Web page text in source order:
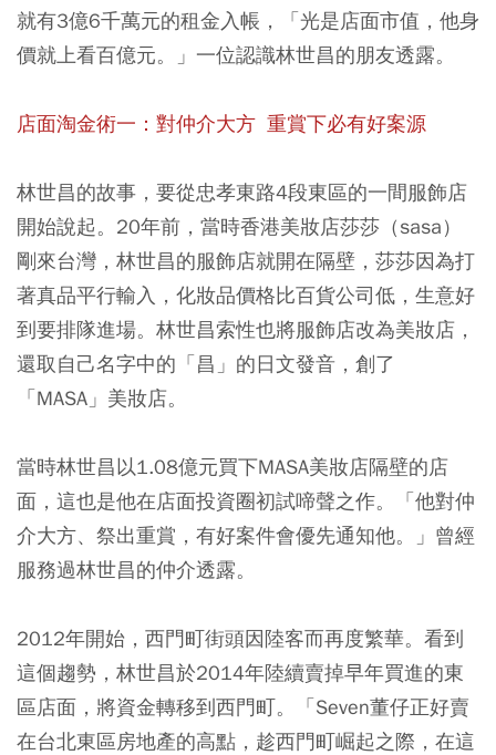
就有3億6千萬元的租金入帳，「光是店面市值，他身
價就上看百億元。」一位認識林世昌的朋友透露。
店面淘金術一：對仲介大方 重賞下必有好案源
林世昌的故事，要從忠孝東路4段東區的一間服飾店
開始說起。20年前，當時香港美妝店莎莎（sasa）
剛來台灣，林世昌的服飾店就開在隔壁，莎莎因為打
著真品平行輸入，化妝品價格比百貨公司低，生意好
到要排隊進場。林世昌索性也將服飾店改為美妝店，
還取自己名字中的「昌」的日文發音，創了
「MASA」美妝店。
當時林世昌以1.08億元買下MASA美妝店隔壁的店
面，這也是他在店面投資圈初試啼聲之作。「他對仲
介大方、祭出重賞，有好案件會優先通知他。」曾經
服務過林世昌的仲介透露。
2012年開始，西門町街頭因陸客而再度繁華。看到
這個趨勢，林世昌於2014年陸續賣掉早年買進的東
區店面，將資金轉移到西門町。「Seven董仔正好賣
在台北東區房地產的高點，趁西門町崛起之際，在這